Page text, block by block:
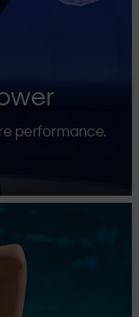
performance.